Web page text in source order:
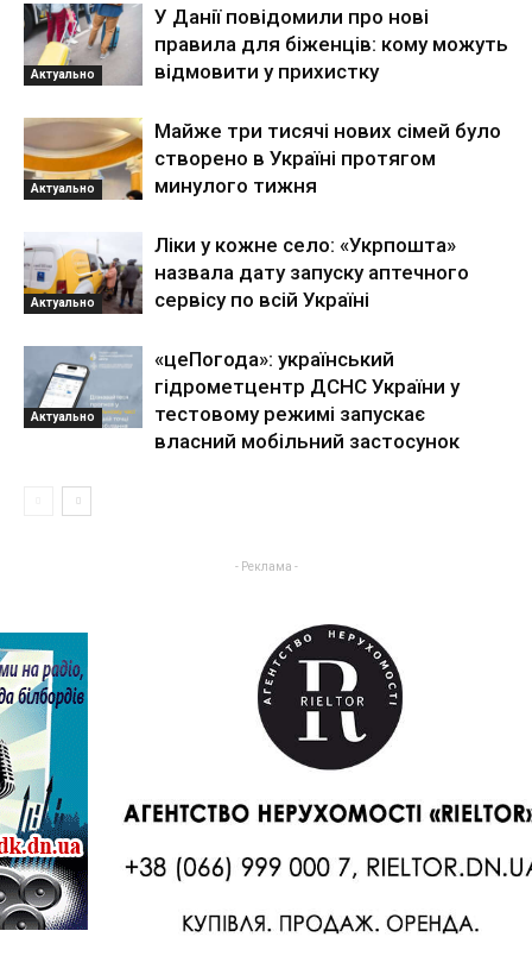
Актуально
У Данії повідомили про нові
правила для біженців: кому можуть
відмовити у прихистку
Актуально
Майже три тисячі нових сімей було
створено в Україні протягом
минулого тижня
Актуально
Ліки у кожне село: «Укрпошта»
назвала дату запуску аптечного
сервісу по всій Україні
Актуально
«цеПогода»: український
гідрометцентр ДСНС України у
тестовому режимі запускає
власний мобільний застосунок
- Реклама -